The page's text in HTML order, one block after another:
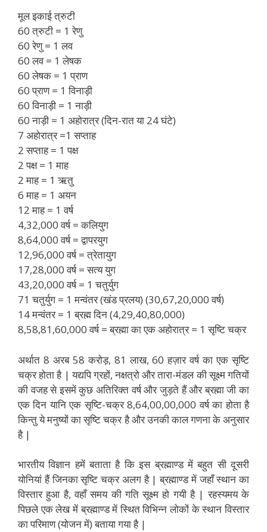
मूल इकाई त्रुटी
60 त्रुटी = 1 रेणु
60 रेणु = 1 लव
60 लव = 1 लेषक
60 लेषक = 1 प्राण
60 प्राण = 1 विनाड़ी
60 विनाड़ी = 1 नाड़ी
60 नाड़ी = 1 अहोरात्र (दिन-रात या 24 घंटे)
7 अहोरात्र =1 सप्ताह
2 सप्ताह = 1 पक्ष
2 पक्ष = 1 माह
2 माह = 1 ऋतु
6 माह = 1 अयन
12 माह = 1 वर्ष
4,32,000 वर्ष = कलियुग
8,64,000 वर्ष = द्वापरयुग
12,96,000 वर्ष = त्रेतायुग
17,28,000 वर्ष = सत्य युग
43,20,000 वर्ष = 1 चतुर्युग
71 चतुर्युग = 1 मन्वंतर (खंड प्रलय) (30,67,20,000 वर्ष)
14 मन्वंतर = 1 ब्रह्म दिन (4,29,40,80,000)
8,58,81,60,000 वर्ष = ब्रह्मा का एक अहोरात्र = 1 सृष्टि चक्र
अर्थात 8 अरब 58 करोड़, 81 लाख, 60 हज़ार वर्ष का एक सृष्टि
चक्र होता है | यद्यपि ग्रहों, नक्षत्रो और तारा-मंडल की सूक्ष्म गतियों
की वजह से इसमें कुछ अतिरिक्त वर्ष और जुड़ते हैं और ब्रह्मा जी का
एक दिन यानि एक सृष्टि-चक्र 8,64,00,00,000 वर्ष का होता है
किन्तु ये मनुष्यों का सृष्टि चक्र है और उनकी काल गणना के अनुसार
है |
भारतीय विज्ञान हमें बताता है कि इस ब्रह्माण्ड में बहुत सी दूसरी
योनियां हैं जिनका सृष्टि चक्र अलग है | ब्रह्माण्ड में जहाँ स्थान का
विस्तार हुआ है, वहाँ समय की गति सूक्ष्म हो गयी है | रहस्यमय के
पिछले एक लेख में ब्रह्माण्ड में स्थित विभिन्न लोकों के स्थान विस्तार
का परिमाण (योजन में) बताया गया है |